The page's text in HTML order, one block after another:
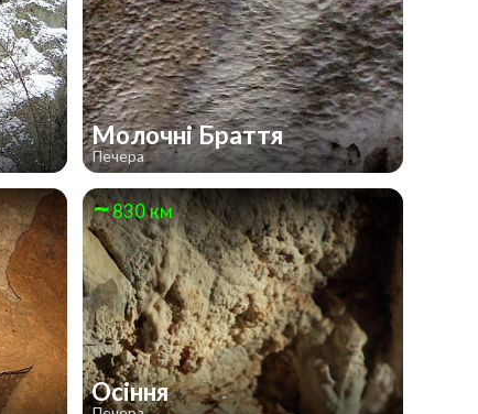
Молочні Браття
Печера
830 км
Осіння